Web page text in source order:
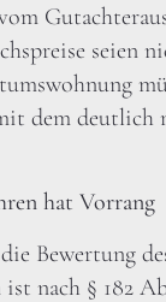
seien
dem deutlich
hat Vorrang
Bewertung
nach § 182